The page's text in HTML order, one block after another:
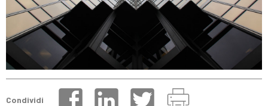
Condividi